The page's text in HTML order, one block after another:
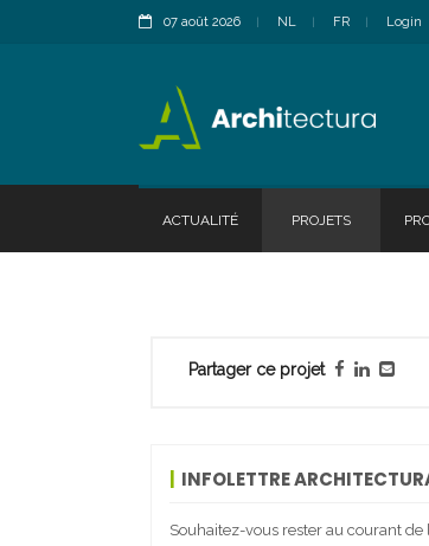
07 août 2026 NL FR Login
ACTUALITÉ PROJETS
Partager ce projet
INFOLETTRE
Souhaitez-vous rester au courant